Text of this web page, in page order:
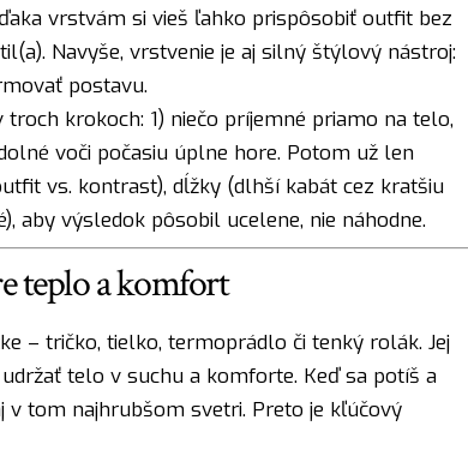
vrstvám si vieš ľahko prispôsobiť outfit bez
Navyše, vrstvenie je aj silný štýlový nástroj:
postavu.
troch krokoch: 1) niečo príjemné priamo na telo,
voči počasiu úplne hore. Potom už len
vs. kontrast), dĺžky (dlhší kabát cez kratšiu
aby výsledok pôsobil ucelene, nie náhodne.
teplo a komfort
– tričko, tielko, termoprádlo či tenký rolák. Jej
telo v suchu a komforte. Keď sa potíš a
v tom najhrubšom svetri. Preto je kľúčový